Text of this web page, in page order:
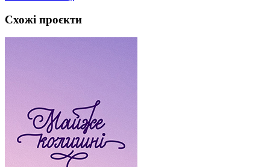
Схожі проєкти